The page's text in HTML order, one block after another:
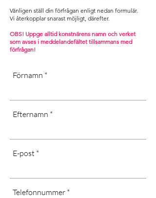
taxes or customs fees are subject to
the recipient.
your request]
[Dust dry only, don’t use water or
chemicals, long-term exposure in
cold or wet areas, as well as direct
sunlight may affect the quality of the
art]
Vänligen ställ din förfrågan enligt nedan formulär.
Vi återkopplar snarast möjligt, därefter. ​
OBS! Uppge alltid konstnärens namn och verket
som avses i meddelandefältet tillsammans med
förfrågan!
Förnamn
Efternamn
E-post
Telefonnummer